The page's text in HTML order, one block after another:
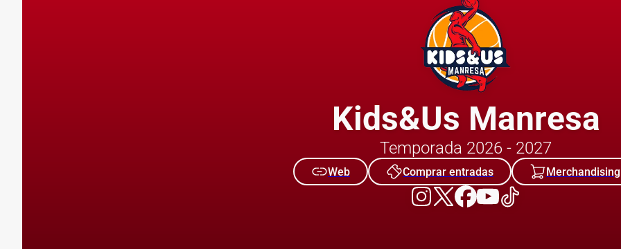
Kids&Us Manresa
Temporada 2026 - 2027
Web Comprar entradas Merchandising